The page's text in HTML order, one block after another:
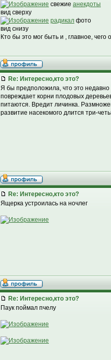
свежие анекдоты
вид сверху
радикал фото
вид снизу
Кто бы это мог быть и , главное, чего
Re: Интересно,кто это?
Я бы предположила, что это
повреждает корни плодовых
питаются. Вредит личинка.
развитие насекомого длится три-
Re: Интересно,кто это?
Ящерка устроилась на ночлег
Re: Интересно,кто это?
Паук поймал пчелу